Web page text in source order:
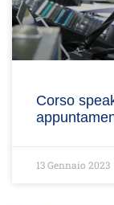
Corso
13 Gennaio 2023